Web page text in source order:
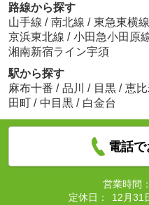
路線から探す
山手線 / 南北線 / 東急東横線
京浜東北線 / 小田急小田原
湘南新宿ライン宇須
駅から探す
麻布十番 / 品川 / 目黒 / 恵
田町 / 中目黒 / 白金台
電話
営業時間：
定休日：
12月31